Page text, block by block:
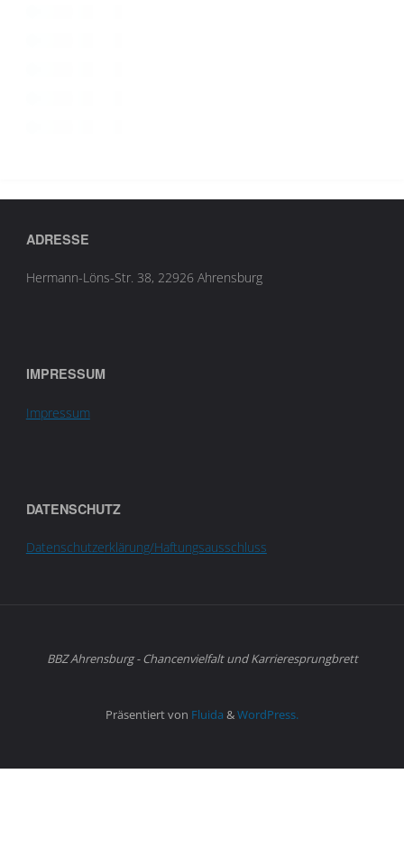
ADRESSE
Hermann-Löns-Str. 38, 22926 Ahrensburg
IMPRESSUM
Impressum
DATENSCHUTZ
Datenschutzerklärung/Haftungsausschluss
BBZ Ahrensburg - Chancenvielfalt und Karrieresprungbrett
Präsentiert von Fluida &WordPress.